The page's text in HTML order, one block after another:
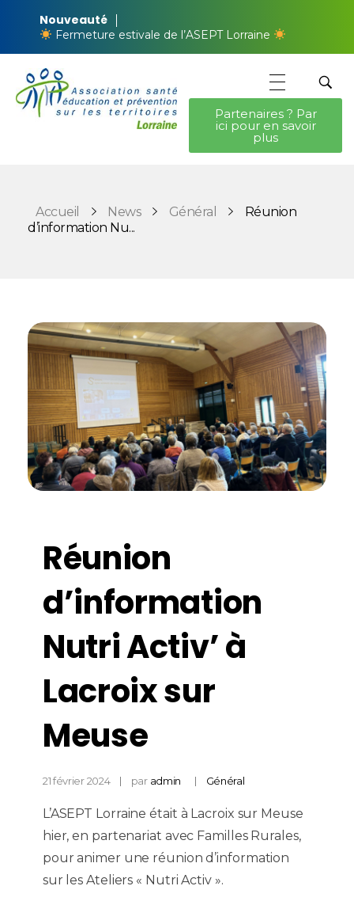
Nouveauté
Fermeture estivale de l’ASEPT Lorraine
Partenaires ? Par
ici pour en savoir
plus
Accueil News Général
Réunion
d’information Nu...
Réunion
d’information
Nutri Activ’ à
Lacroix sur
Meuse
21 février 2024 par admin Général
L’ASEPT Lorraine était à Lacroix sur Meuse
hier, en partenariat avec Familles Rurales,
pour animer une réunion d’information
sur les Ateliers « Nutri Activ ».